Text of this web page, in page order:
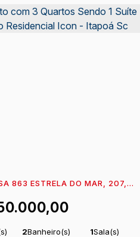
863 ESTRELA DO MAR, 207,
BRASIL
2Banheiro(s) 1Sala(s)